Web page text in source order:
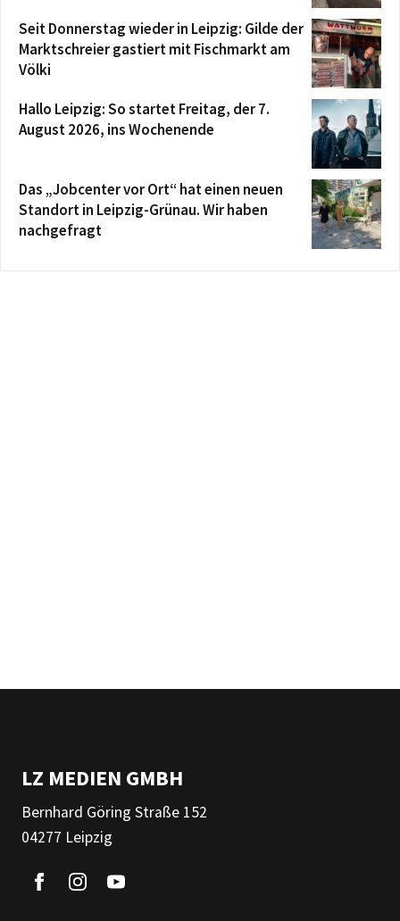
Seit Donnerstag wieder in Leipzig: Gilde der
Marktschreier gastiert mit Fischmarkt am
Völki
Hallo Leipzig: So startet Freitag, der 7.
August 2026, ins Wochenende
Das „Jobcenter vor Ort“ hat einen neuen
Standort in Leipzig-Grünau. Wir haben
nachgefragt
LZ MEDIEN GMBH
Bernhard Göring Straße 152
04277 Leipzig